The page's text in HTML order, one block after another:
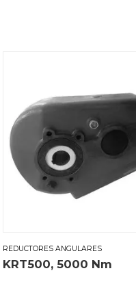
REDUCTORES ANGULARES
KRT500, 5000 Nm